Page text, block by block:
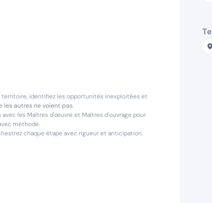
territoire, identifiez les opportunités inexploitées et
les autres ne voient pas.
les Maîtres d'œuvre et Maîtres d'ouvrage pour
méthode.
chaque étape avec rigueur et anticipation.